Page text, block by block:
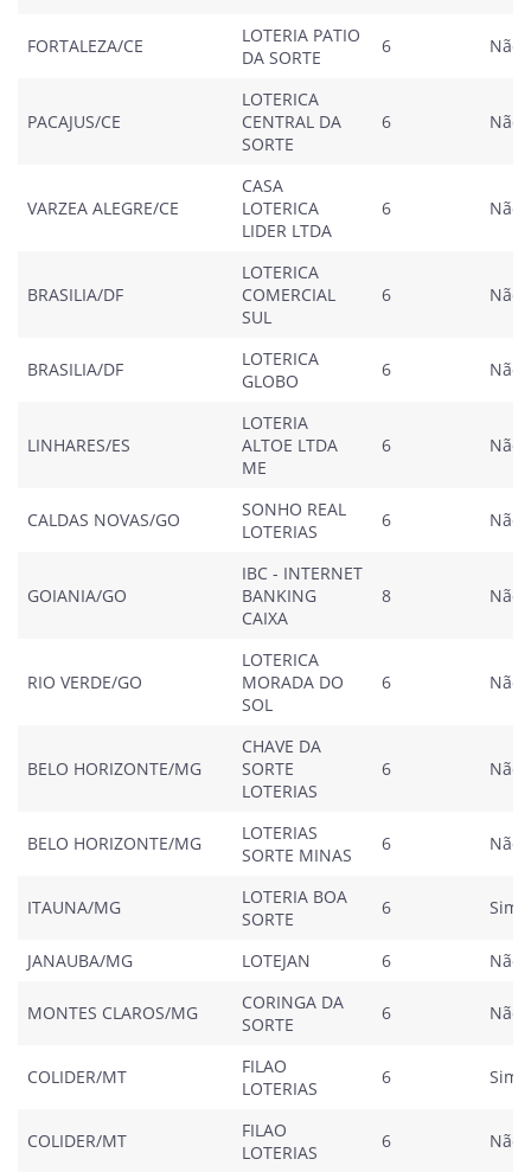
FORTALEZA/CE
LOTERIA PATIO
DA SORTE
6 Não
PACAJUS/CE
LOTERICA
CENTRAL DA
SORTE
6 Não
VARZEA ALEGRE/CE
CASA
LOTERICA
LIDER LTDA
6 Não
BRASILIA/DF
LOTERICA
COMERCIAL
SUL
6 Não
BRASILIA/DF
LOTERICA
GLOBO
6 Não
LINHARES/ES
LOTERIA
ALTOE LTDA
ME
6 Não
CALDAS NOVAS/GO
SONHO REAL
LOTERIAS
6 Não
GOIANIA/GO
IBC - INTERNET
BANKING
CAIXA
8 Não
RIO VERDE/GO
LOTERICA
MORADA DO
SOL
6 Não
BELO HORIZONTE/MG
CHAVE DA
SORTE
LOTERIAS
6 Não
BELO HORIZONTE/MG
LOTERIAS
SORTE MINAS
6 Não
ITAUNA/MG
LOTERIA BOA
SORTE
6 Sim
JANAUBA/MG LOTEJAN 6 Não
MONTES CLAROS/MG
CORINGA DA
SORTE
6 Não
COLIDER/MT
FILAO
LOTERIAS
6 Sim
COLIDER/MT
FILAO
LOTERIAS
6 Não